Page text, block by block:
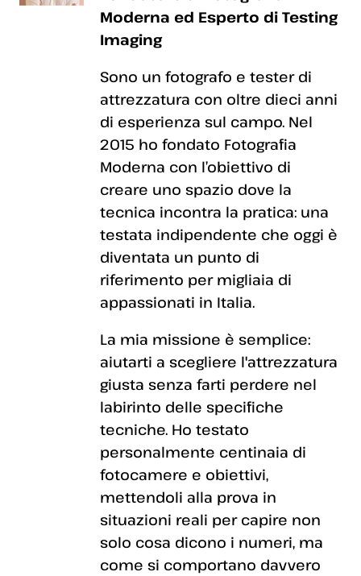
Moderna ed Esperto di Testing
Imaging
Sono un fotografo e tester di
attrezzatura con oltre dieci anni
di esperienza sul campo. Nel
2015 ho fondato Fotografia
Moderna con l’obiettivo di
creare uno spazio dove la
tecnica incontra la pratica: una
testata indipendente che oggi è
diventata un punto di
riferimento per migliaia di
appassionati in Italia.
La mia missione è semplice:
aiutarti a scegliere l'attrezzatura
giusta senza farti perdere nel
labirinto delle specifiche
tecniche. Ho testato
personalmente centinaia di
fotocamere e obiettivi,
mettendoli alla prova in
situazioni reali per capire non
solo cosa dicono i numeri, ma
come si comportano davvero